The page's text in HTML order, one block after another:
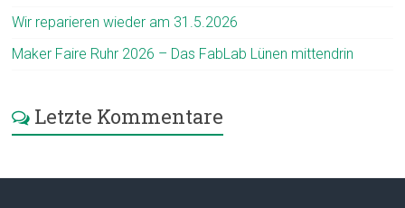
Wir reparieren wieder am 31.5.2026
Maker Faire Ruhr 2026 – Das FabLab Lünen mittendrin
Letzte Kommentare